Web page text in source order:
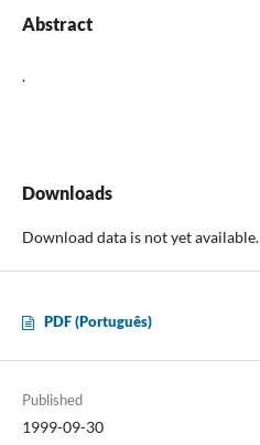
Abstract
.
Downloads
Download data is not yet available.
PDF (Português)
Published
1999-09-30